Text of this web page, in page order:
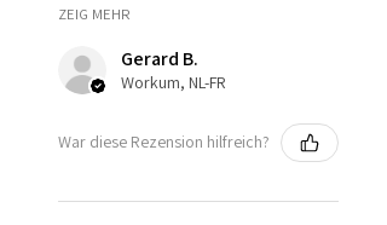
ZEIG MEHR
Gerard B.
Workum, NL-FR
War diese Rezension hilfreich?